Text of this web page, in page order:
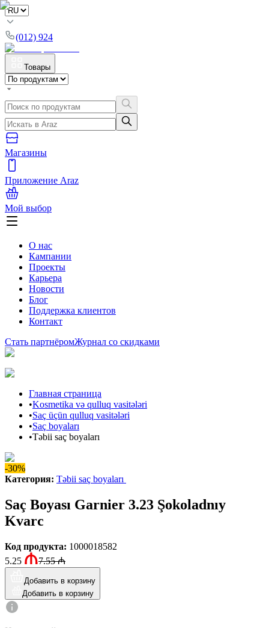
(012) 924
Товары
Магазины
Приложение Araz
Мой выбор
О нас
Кампании
Проекты
Карьера
Новости
Блог
Поддержка клиентов
Контакт
Стать партнёромЖурнал со скидками
Главная страница
•Kosmetika və qulluq vasitələri
•Saç üçün qulluq vasitələri
•Saç boyaları
•Təbii saç boyaları
-30%
Категория: Təbii saç boyaları
Saç Boyası Garnier 3.23 Şokoladnıy
Kvarc
Код продукта: 1000018582
5.25
7.55₼
Добавить в корзину
Добавить в корзину